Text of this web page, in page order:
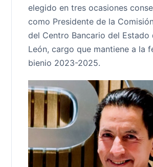
elegido en tres ocasiones
como Presidente de la
del Centro Bancario del Estado
León, cargo que mantiene a la
bienio 2023-2025.